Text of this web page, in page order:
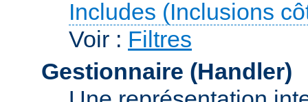
Includes (Inclusions
Voir : Filtres
Gestionnaire (Handler)